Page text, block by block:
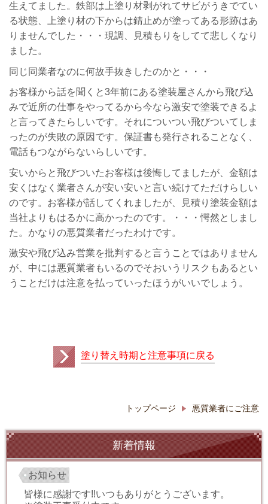
生えてました。鉄部は上塗り材剥がれてサビがうきでてい
る状態、上塗り材の下からは錆止めが塗ってある形跡はあ
りませんでした・・・現調、見積もりをしてて悲しくなり
ました。
同じ同業者なのに何故手抜きしたのかと・・・
お客様から話を聞くと3年前にある塗装屋さんから飛び込
みで近所の仕事をやってるから今なら激安で塗装できるよ
と言ってきたらしいです。それについつい飛びついてしま
ったのが失敗の原因です。保証書も発行されることなく、
電話もつながらないらしいです。
安いからと飛びついたお客様は後悔してましたが、金額は
安くはなく業者さんが安い安いと言い続けてただけらしい
のです。お客様が話してくれましたが、見積り塗装金額は
当社よりもはるかに高かったのです。・・・愕然としまし
た。かなりの悪質業者だったわけです。
激安や飛び込み営業を批判すると言うことではありません
が、中には悪質業者もいるのでそおいうリスクもあるとい
うことだけは注意を払っていったほうがいいでしょう。
塗り替え時期と注意事項に戻る
トップページ 悪質業者にご注意
新着情報
お知らせ
皆様に感謝です!!いつもありがとうございます。